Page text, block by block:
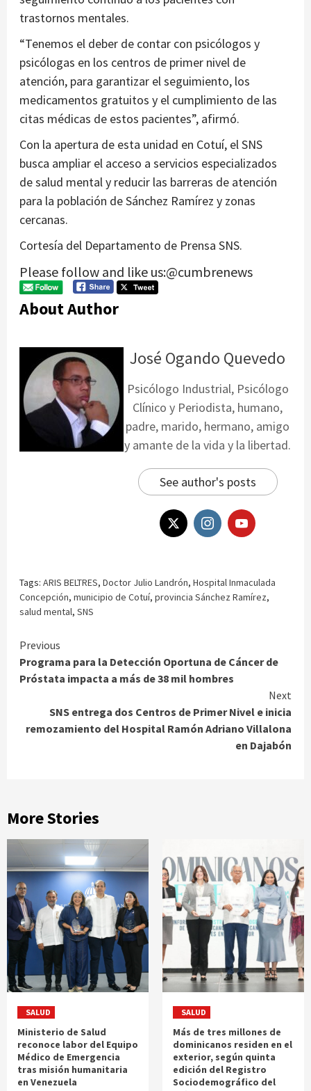
trastornos mentales.
“Tenemos el deber de contar con psicólogos y
psicólogas en los centros de primer nivel de
atención, para garantizar el seguimiento, los
medicamentos gratuitos y el cumplimiento de las
citas médicas de estos pacientes”, afirmó.
Con la apertura de esta unidad en Cotuí, el SNS
busca ampliar el acceso a servicios especializados
de salud mental y reducir las barreras de atención
para la población de Sánchez Ramírez y zonas
cercanas.
Cortesía del Departamento de Prensa SNS.
Please follow and like us:@cumbrenews
About Author
José Ogando Quevedo
Psicólogo Industrial, Psicólogo
Clínico y Periodista, humano,
padre, marido, hermano, amigo
y amante de la vida y la libertad.
See author's posts
Tags: ARIS BELTRES, Doctor Julio Landrón, Hospital Inmaculada
Concepción, municipio de Cotuí, provincia Sánchez Ramírez,
salud mental, SNS
Continue
Reading
Previous
Programa para la Detección Oportuna de Cáncer de
Próstata impacta a más de 38 mil hombres
Next
SNS entrega dos Centros de Primer Nivel e inicia
remozamiento del Hospital Ramón Adriano Villalona
en Dajabón
More Stories
SALUD
Ministerio de Salud
reconoce labor del Equipo
Médico de Emergencia
tras misión humanitaria
en Venezuela
SALUD
Más de tres millones de
dominicanos residen en el
exterior, según quinta
edición del Registro
Sociodemográfico del